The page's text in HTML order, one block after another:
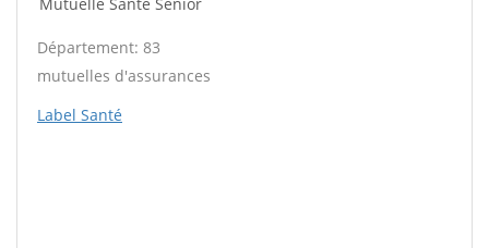
Département: 83
mutuelles d'assurances
Label Santé